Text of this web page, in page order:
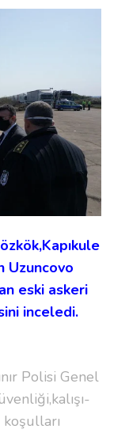
Uzuncovo
eski askeri
inceledi.
Polisi Genel